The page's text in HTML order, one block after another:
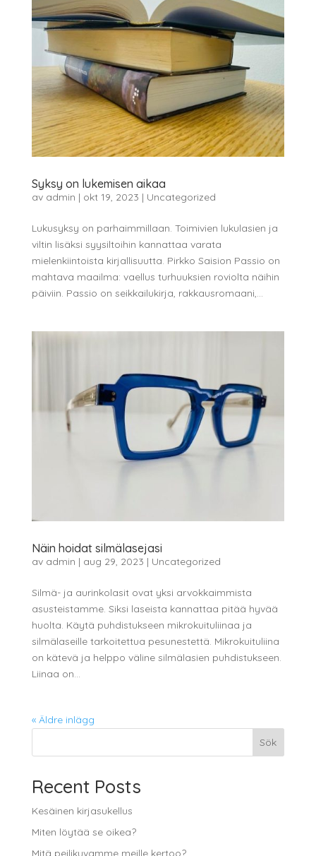
Syksy on lukemisen aikaa
av admin | okt 19, 2023 | Uncategorized
Lukusyksy on parhaimmillaan. Toimivien lukulasien ja
viltin lisäksi syysiltoihin kannattaa varata
mielenkiintoista kirjallisuutta. Pirkko Saision Passio on
mahtava maailma: vaellus turhuuksien roviolta näihin
päiviin. Passio on seikkailukirja, rakkausromaani,...
Näin hoidat silmälasejasi
av admin | aug 29, 2023 | Uncategorized
Silmä- ja aurinkolasit ovat yksi arvokkaimmista
asusteistamme. Siksi laseista kannattaa pitää hyvää
huolta. Käytä puhdistukseen mikrokuituliinaa ja
silmälaseille tarkoitettua pesunestettä. Mikrokuituliina
on kätevä ja helppo väline silmälasien puhdistukseen.
Liinaa on...
« Äldre inlägg
Sök
Recent Posts
Kesäinen kirjasukellus
Miten löytää se oikea?
Mitä peilikuvamme meille kertoo?